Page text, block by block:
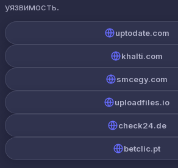
уязвимость.
uptodate.com
khalti.com
smcegy.com
uploadfiles.io
check24.de
betclic.pt